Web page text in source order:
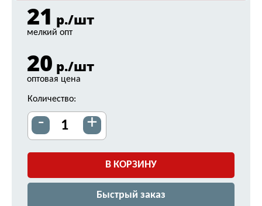
21 р./шт
мелкий опт
20 р./шт
оптовая цена
Количество:
- +
В КОРЗИНУ
Быстрый заказ